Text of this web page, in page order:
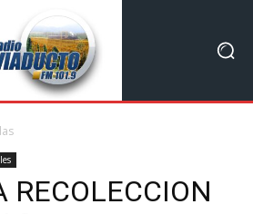
RECOLECCION